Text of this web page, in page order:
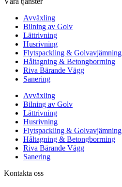
Avväxling
Bilning av Golv
Lättrivning
Husrivning
Flytspackling & Golvavjämning
Håltagning & Betongborrning
Riva Bärande Vägg
Sanering
Avväxling
Bilning av Golv
Lättrivning
Husrivning
Flytspackling & Golvavjämning
Håltagning & Betongborrning
Riva Bärande Vägg
Sanering
Kontakta oss